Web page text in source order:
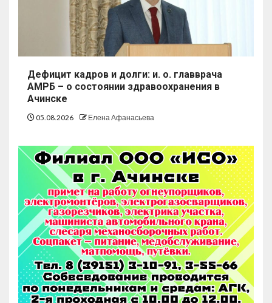
Дефицит кадров и долги: и. о. главврача
АМРБ – о состоянии здравоохранения в
Ачинске
05.08.2026 Елена Афанасьева